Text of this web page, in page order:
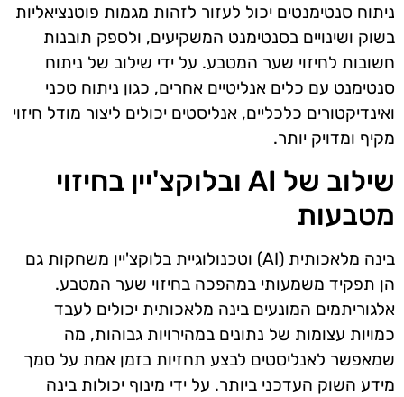
ניתוח סנטימנטים יכול לעזור לזהות מגמות פוטנציאליות
בשוק ושינויים בסנטימנט המשקיעים, ולספק תובנות
חשובות לחיזוי שער המטבע. על ידי שילוב של ניתוח
סנטימנט עם כלים אנליטיים אחרים, כגון ניתוח טכני
ואינדיקטורים כלכליים, אנליסטים יכולים ליצור מודל חיזוי
מקיף ומדויק יותר.
שילוב של AI ובלוקצ'יין בחיזוי
מטבעות
בינה מלאכותית (AI) וטכנולוגיית בלוקצ'יין משחקות גם
הן תפקיד משמעותי במהפכה בחיזוי שער המטבע.
אלגוריתמים המונעים בינה מלאכותית יכולים לעבד
כמויות עצומות של נתונים במהירויות גבוהות, מה
שמאפשר לאנליסטים לבצע תחזיות בזמן אמת על סמך
מידע השוק העדכני ביותר. על ידי מינוף יכולות בינה